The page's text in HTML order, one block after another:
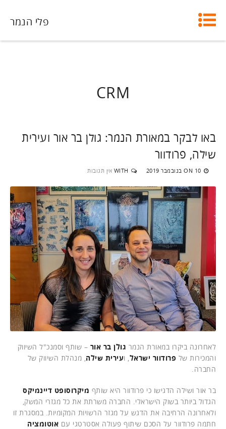
פלי הנמר
CRM
באו לבקר במאורת הנמר: גולן בר אור ועירית
שילה, פרודוור
ON 10 בנובמבר 2019 WITH אין תגובות
לאחרונה ביקרו במאורת הנמר גולן בר אור – שותף וסמנכ"ל השיווק
והמכירות של פרודוור ישראל , ועירית שילה , מנהלת השיווק של
החברה.
בר אור ושילה הדגישו כי פרודוור היא שותף מיקרוסופט דיינמיקס
הגדול ביותר בשוק הישראלי. החברה משרתת את כל מגזרי המשק,
ולאחרונה הרחיבה את הדגש על מגזר הרשויות המקומיות. במסגרת זו
חתמה פרודוור על הסכם שיתוף פעולה אסטרטגי עם אוטומציה